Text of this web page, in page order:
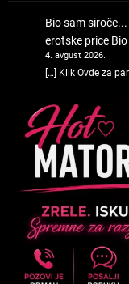
Bio sam
erotske price
4. avgust 2026.
[…] Klik Ovde za